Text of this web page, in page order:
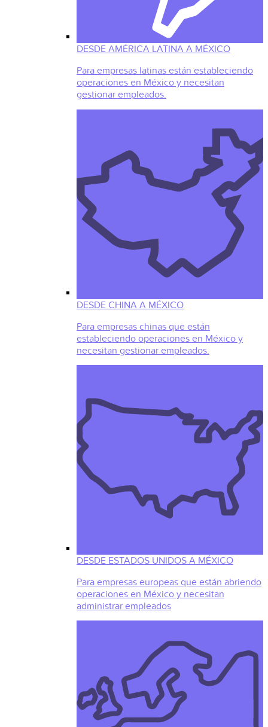
DESDE AMÉRICA LATINA A MÉXICO
Para empresas latinas están estableciendo
operaciones en México y necesitan
gestionar empleados.
DESDE CHINA A MÉXICO
Para empresas chinas que están
estableciendo operaciones en México y
necesitan gestionar empleados.
DESDE ESTADOS UNIDOS A MÉXICO
Para empresas europeas que están abriendo
operaciones en México y necesitan
administrar empleados